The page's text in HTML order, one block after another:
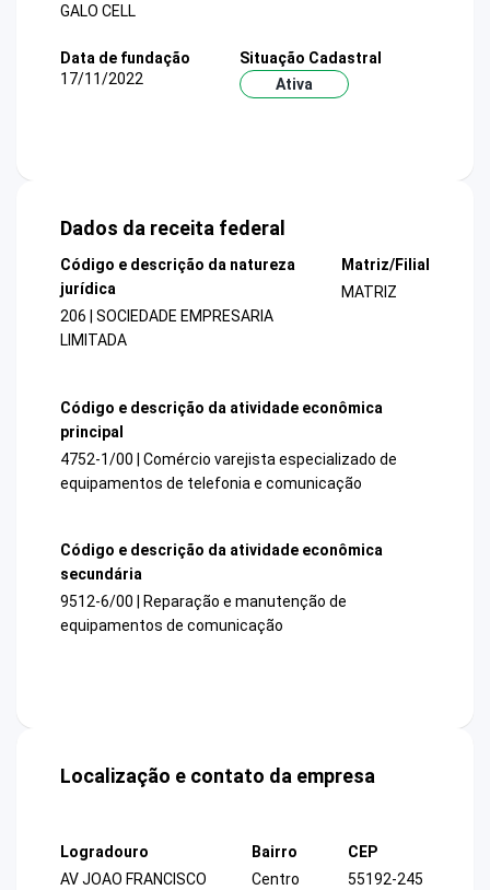
GALO CELL
Data de fundação
17/11/2022
Situação Cadastral
Ativa
Dados da receita federal
Código e descrição da natureza
jurídica
206 | SOCIEDADE EMPRESARIA
LIMITADA
Matriz/Filial
MATRIZ
Código e descrição da atividade econômica
principal
4752-1/00 | Comércio varejista especializado de
equipamentos de telefonia e comunicação
Código e descrição da atividade econômica
secundária
9512-6/00 | Reparação e manutenção de
equipamentos de comunicação
Localização e contato da empresa
Logradouro
AV JOAO FRANCISCO
Bairro
Centro
CEP
55192-245